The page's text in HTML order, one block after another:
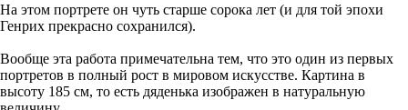
На этом портрете он чуть старше сорока лет (и для той эпохи
Генрих прекрасно сохранился).
Вообще эта работа примечательна тем, что это один из первых
портретов в полный рост в мировом искусстве. Картина в
высоту 185 см, то есть дяденька изображен в натуральную